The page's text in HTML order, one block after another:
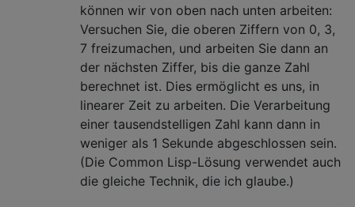
können wir von oben nach unten arbeiten:
Versuchen Sie, die oberen Ziffern von 0, 3,
7 freizumachen, und arbeiten Sie dann an
der nächsten Ziffer, bis die ganze Zahl
berechnet ist. Dies ermöglicht es uns, in
linearer Zeit zu arbeiten. Die Verarbeitung
einer tausendstelligen Zahl kann dann in
weniger als 1 Sekunde abgeschlossen sein.
(Die Common Lisp-Lösung verwendet auch
die gleiche Technik, die ich glaube.)